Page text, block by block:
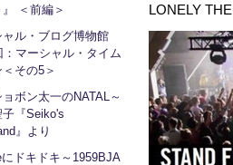
＜前編＞
ャル・ブログ博物館
：マーシャル・タイム
その5＞
ボン太一のNATAL～
『Seiko's
』より
ドキドキ～1959BJA
LONELY